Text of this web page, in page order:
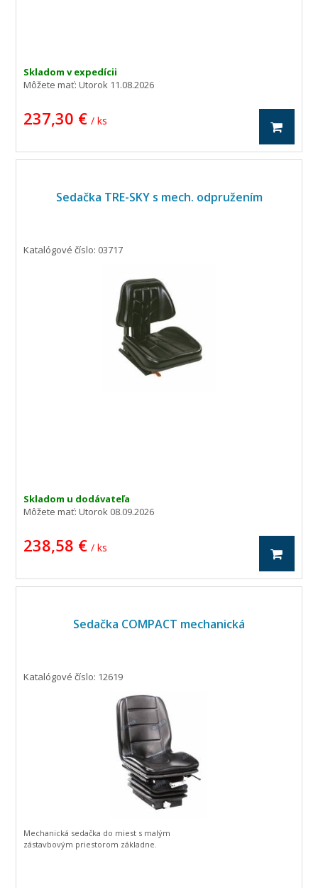
Skladom v expedícii
Môžete mať:Utorok 11.08.2026
237,30 € / ks
Sedačka TRE-SKY s mech. odpružením
Katalógové číslo: 03717
Skladom u dodávateľa
Môžete mať:Utorok 08.09.2026
238,58 € / ks
Sedačka COMPACT mechanická
Katalógové číslo: 12619
Mechanická sedačka do miest s malým
zástavbovým priestorom základne.